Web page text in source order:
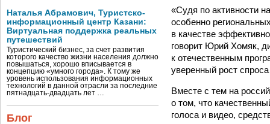
Наталья Абрамович, Туристско-
информационный центр Казани:
Виртуальная поддержка реальных
путешествий
Туристический бизнес, за счет развития
которого качество жизни населения должно
повышаться, хорошо вписывается в
концепцию «умного города». К тому же
уровень использования информационных
технологий в данной отрасли за последние
пятнадцать-двадцать лет …
Блог
«Судя по активности
особенно
в качестве
говорит Юрий Хомяк,
к отечественным
уверенный рост
Вместе с тем на
о том, что
голоса и видео,